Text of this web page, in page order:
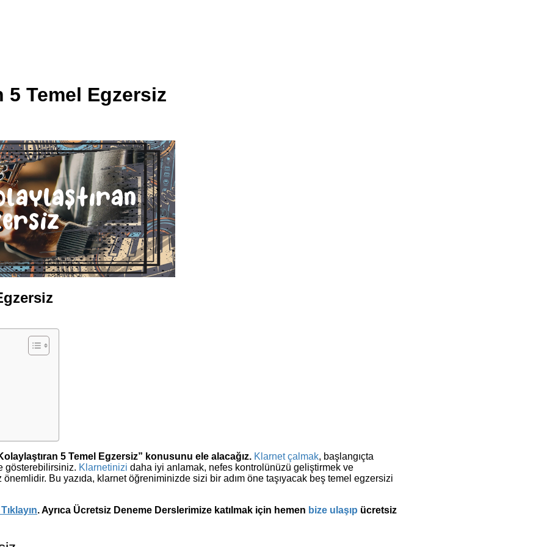
5 Temel Egzersiz
5 Temel Egzersiz” konusunu ele alacağız. Klarnet çalmak, başlangıçta
gösterebilirsiniz. Klarnetinizi daha iyi anlamak, nefes kontrolünüzü geliştirmek ve
Bu yazıda, klarnet öğreniminizde sizi bir adım öne taşıyacak beş temel egzersizi
. Ayrıca Ücretsiz Deneme Derslerimize katılmak için hemen bize ulaşıp ücretsiz